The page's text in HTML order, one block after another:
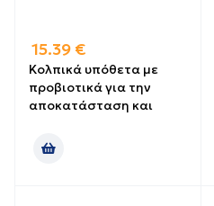
15.39 €
Κολπικά υπόθετα με
προβιοτικά για την
αποκατάσταση και